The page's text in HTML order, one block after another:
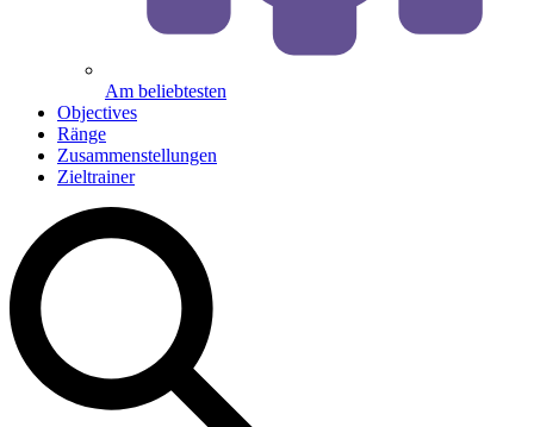
Am beliebtesten
Objectives
Ränge
Zusammenstellungen
Zieltrainer